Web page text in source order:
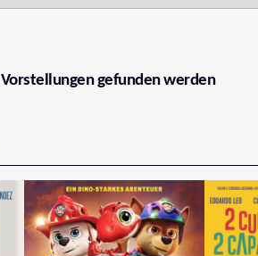
gefunden werden